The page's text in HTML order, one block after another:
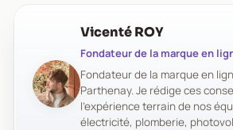
Vicenté ROY
Fondateur de la marque en
Fondateur de la marque en
Parthenay. Je rédige ces
l'expérience terrain de nos
électricité, plomberie,